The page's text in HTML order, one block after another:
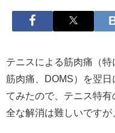
テニスによる筋肉痛（
筋肉痛、DOMS）を翌
てみたので、テニス特
全な解消は難しいですが